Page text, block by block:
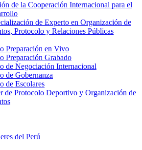
de la Cooperación Internacional para el
de Experto en Organización de
Protocolo y Relaciones Públicas
Preparación en Vivo
Preparación Grabado
de Negociación Internacional
de Gobernanza
de Escolares
de Protocolo Deportivo y Organización de
del Perú